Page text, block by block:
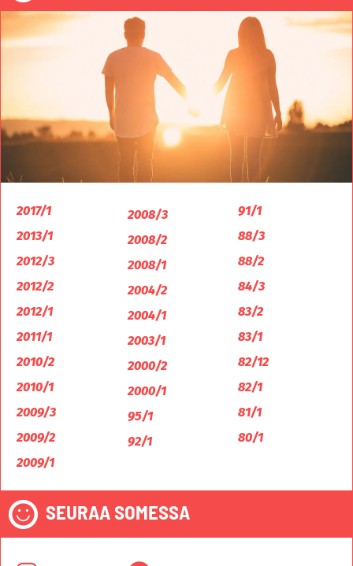
2017/1
2013/1
2012/3
2012/2
2012/1
2011/1
2010/2
2010/1
2009/3
2009/2
2009/1
2008/3
2008/2
2008/1
2004/2
2004/1
2003/1
2000/2
2000/1
95/1
92/1
91/1
88/3
88/2
84/3
83/2
83/1
82/12
82/1
81/1
80/1
SEURAA SOMESSA